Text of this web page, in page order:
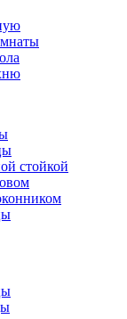
стойкой